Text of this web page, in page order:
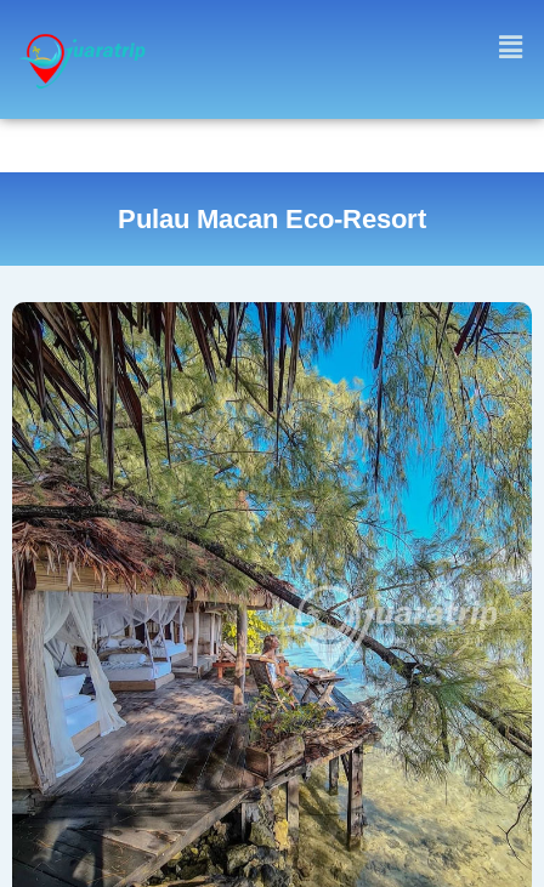
Pulau Macan Eco-Resort